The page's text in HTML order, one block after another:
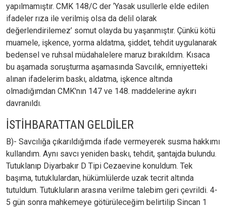
yapılmamıştır. CMK 148/C der ‘Yasak usullerle elde edilen
ifadeler rıza ile verilmiş olsa da delil olarak
değerlendirilemez’ somut olayda bu yaşanmıştır. Çünkü kötü
muamele, işkence, yorma aldatma, şiddet, tehdit uygulanarak
bedensel ve ruhsal müdahalelere maruz bırakıldım. Kısaca
bu aşamada soruşturma aşamasında Savcılık, emniyetteki
alınan ifadelerim baskı, aldatma, işkence altında
olmadığımdan CMK'nın 147 ve 148. maddelerine aykırı
davranıldı.
İSTİHBARATTAN GELDİLER
B)- Savcılığa çıkarıldığımda ifade vermeyerek susma hakkımı
kullandım. Aynı savcı yeniden baskı, tehdit, şantajda bulundu.
Tutuklanıp Diyarbakır D Tipi Cezaevine konuldum. Tek
başıma, tutuklulardan, hükümlülerde uzak tecrit altında
tutuldum. Tutukluların arasına verilme talebim geri çevrildi. 4-
5 gün sonra mahkemeye götürüleceğim belirtilip Sincan 1